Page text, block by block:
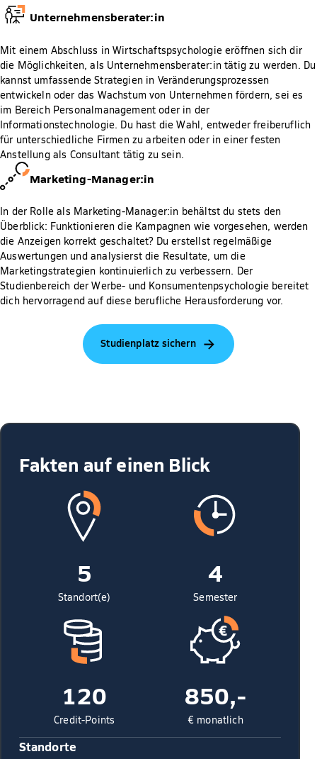
Unternehmensberater:in
Mit einem Abschluss in Wirtschaftspsychologie eröffnen sich dir
die Möglichkeiten, als Unternehmensberater:in tätig zu werden. Du
kannst umfassende Strategien in Veränderungsprozessen
entwickeln oder das Wachstum von Unternehmen fördern, sei es
im Bereich Personalmanagement oder in der
Informationstechnologie. Du hast die Wahl, entweder freiberuflich
für unterschiedliche Firmen zu arbeiten oder in einer festen
Anstellung als Consultant tätig zu sein.
Marketing-Manager:in
In der Rolle als Marketing-Manager:in behältst du stets den
Überblick: Funktionieren die Kampagnen wie vorgesehen, werden
die Anzeigen korrekt geschaltet? Du erstellst regelmäßige
Auswertungen und analysierst die Resultate, um die
Marketingstrategien kontinuierlich zu verbessern. Der
Studienbereich der Werbe- und Konsumentenpsychologie bereitet
dich hervorragend auf diese berufliche Herausforderung vor.
Studienplatz sichern
Fakten auf einen Blick
5
Standort(e)
4
Semester
120
Credit-Points
850,-
€ monatlich
Standorte